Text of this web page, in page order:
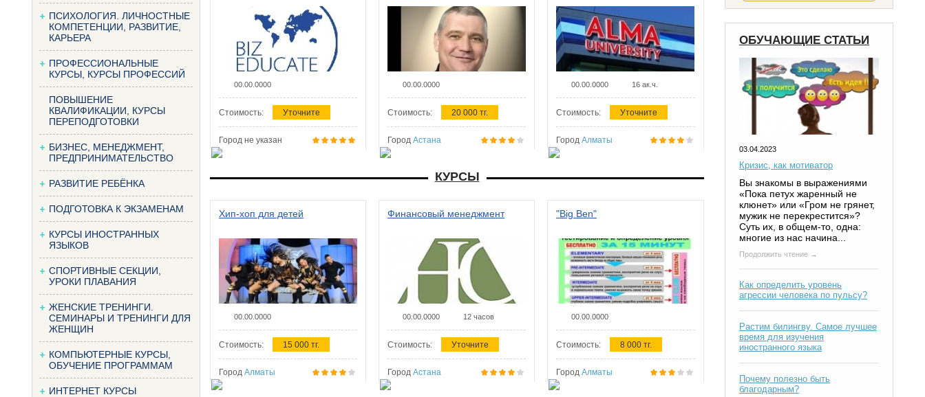
ПСИХОЛОГИЯ. ЛИЧНОСТНЫЕ
КОМПЕТЕНЦИИ, РАЗВИТИЕ,
КАРЬЕРА
ПРОФЕССИОНАЛЬНЫЕ
КУРСЫ, КУРСЫ ПРОФЕССИЙ
ПОВЫШЕНИЕ
КВАЛИФИКАЦИИ, КУРСЫ
ПЕРЕПОДГОТОВКИ
БИЗНЕС, МЕНЕДЖМЕНТ,
ПРЕДПРИНИМАТЕЛЬСТВО
РАЗВИТИЕ РЕБЁНКА
ПОДГОТОВКА К ЭКЗАМЕНАМ
КУРСЫ ИНОСТРАННЫХ
ЯЗЫКОВ
СПОРТИВНЫЕ СЕКЦИИ,
УРОКИ ПЛАВАНИЯ
ЖЕНСКИЕ ТРЕНИНГИ.
СЕМИНАРЫ И ТРЕНИНГИ ДЛЯ
ЖЕНЩИН
КОМПЬЮТЕРНЫЕ КУРСЫ,
ОБУЧЕНИЕ ПРОГРАММАМ
ИНТЕРНЕТ КУРСЫ
00.00.0000
Стоимость: Уточните
Город не указан
00.00.0000
Стоимость: 20 000 тг.
Город Астана
00.00.0000 16 ак.ч.
Стоимость: Уточните
Город Алматы
КУРСЫ
Хип-хоп для детей
00.00.0000
Стоимость: 15 000 тг.
Город Алматы
Финансовый менеджмент
00.00.0000 12 часов
Стоимость: Уточните
Город Астана
"Big Ben"
00.00.0000
Стоимость: 8 000 тг.
Город Алматы
ОБУЧАЮЩИЕ СТАТЬИ
03.04.2023
Кризис, как мотиватор
Вы знакомы в выражениями
«Пока петух жаренный не
клюнет» или «Гром не грянет,
мужик не перекрестится»?
Суть их, в общем-то, одна:
многие из нас начина...
Продолжить чтение →
Как определить уровень
агрессии человека по пульсу?
Растим билингву. Самое лучшее
время для изучения
иностранного языка
Почему полезно быть
благодарным?